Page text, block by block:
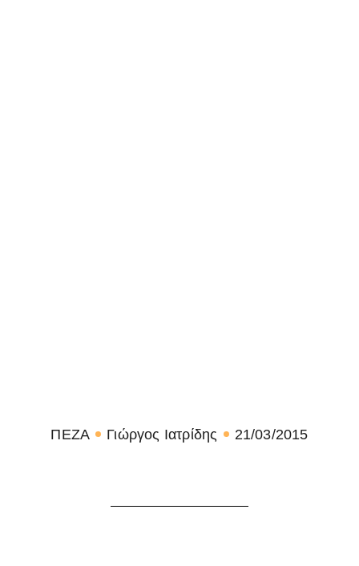
ΠΕΖΑ Γιώργος Ιατρίδης 21/03/2015